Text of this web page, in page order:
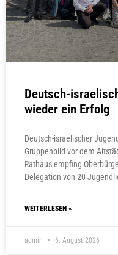
Deutsch-
wieder ein Erfolg
Deutsch-israelischer
Gruppenbild vor dem
Rathaus empfing
Delegation von 20
WEITERLESEN »
admin 6. August 2026